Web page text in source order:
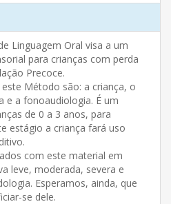
Linguagem Oral visa a um
para crianças com perda
Precoce.
Método são: a criança, o
e a fonoaudiologia. É um
de 0 a 3 anos, para
estágio a criança fará uso
com este material em
leve, moderada, severa e
Esperamos, ainda, que
se dele.